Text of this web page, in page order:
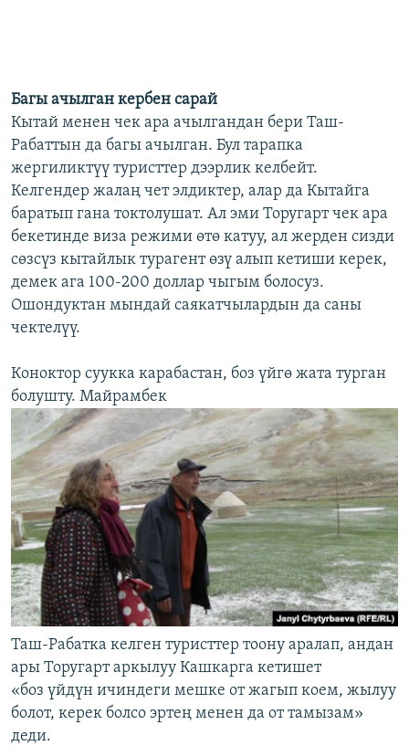
Багы ачылган кербен сарай
Кытай менен чек ара ачылгандан бери Таш-
Рабаттын да багы ачылган. Бул тарапка
жергиликтүү туристтер дээрлик келбейт.
Келгендер жалаң чет элдиктер, алар да Кытайга
баратып гана токтолушат. Ал эми Торугарт чек ара
бекетинде виза режими өтө катуу, ал жерден сизди
сөзсүз кытайлык турагент өзү алып кетиши керек,
демек ага 100-200 доллар чыгым болосуз.
Ошондуктан мындай саякатчылардын да саны
чектелүү.
Коноктор суукка карабастан, боз үйгө жата турган
болушту. Майрамбек
Таш-Рабатка келген туристтер тоону аралап, андан
ары Торугарт аркылуу Кашкарга кетишет
«боз үйдүн ичиндеги мешке от жагып коем, жылуу
болот, керек болсо эртең менен да от тамызам»
деди.